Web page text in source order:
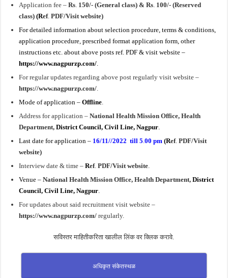
Application fee –Rs 150/- (General class) & Rs 100/- (Reserved
class)(Ref.PDF/Visit website)
For detailed information about selection procedure, terms & conditions,
application procedure, prescribed format application form, other
instructions etc. about above posts ref. PDF & visit website –
https://www.nagpurzp.com/
For regular updates regarding above post regularly visit website –
https://www.nagpurzp.com/
Mode of application –Offline
Address for application – National Health Mission Office, Health
Department,District Council, Civil Line, Nagpur
Last date for application – 16/11//2022 till 5 .00 pm (Ref.PDF/Visit
website)
Interview date & time –Ref.PDF/Visit website
Venue –National Health Mission Office, Health Department,District
Council, Civil Line, Nagpur
For updates about said recruitment visit website –
https://www.nagpurzp.com/regularly.
सविस्तर माहितीकरिता खालील लिंक वर क्लिक करावे.
अधिकृत संकेतस्थळ